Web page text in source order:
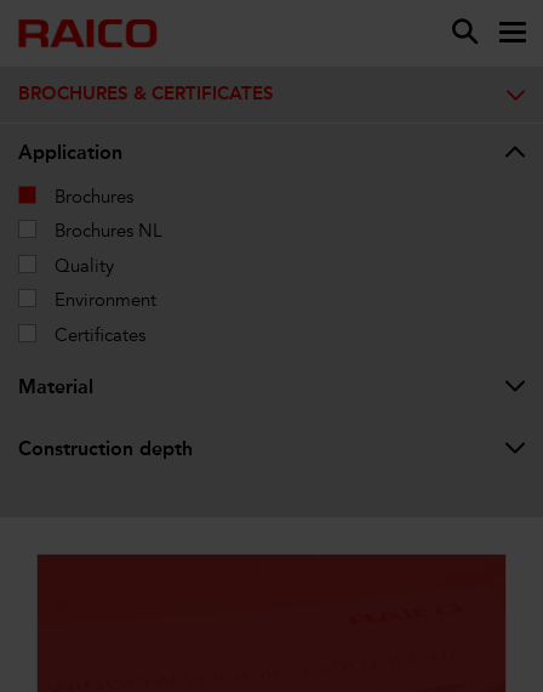
BROCHURES & CERTIFICATES
Application
Brochures
Brochures NL
Quality
Environment
Certificates
Material
Construction depth